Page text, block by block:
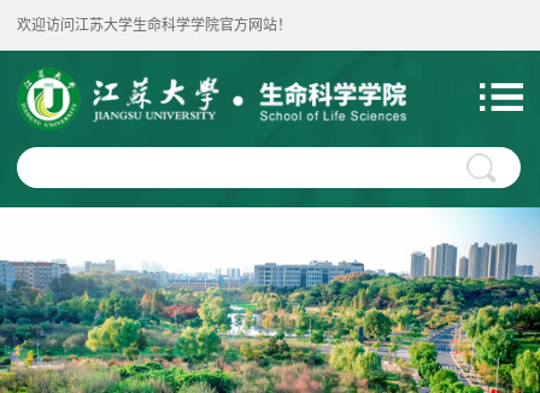
欢迎访问江苏大学生命科学学院官方网站！